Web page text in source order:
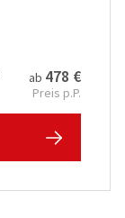
ab 478 €
Preis p.P.